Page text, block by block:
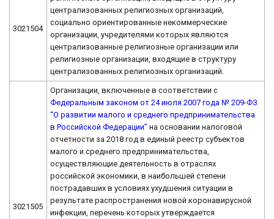
3021504
централизованных религиозных организаций,
социально ориентированные некоммерческие
организации, учредителями которых являются
централизованные религиозные организации или
религиозные организации, входящие в структуру
централизованных религиозных организаций.
3021505
Организации, включенные в соответствии с
Федеральным законом от 24 июля 2007 года № 209-ФЗ
“О развитии малого и среднего предпринимательства
в Российской Федерации” на основании налоговой
отчетности за 2018 год в единый реестр субъектов
малого и среднего предпринимательства,
осуществляющие деятельность в отраслях
российской экономики, в наибольшей степени
пострадавших в условиях ухудшения ситуации в
результате распространения новой коронавирусной
инфекции, перечень которых утверждается